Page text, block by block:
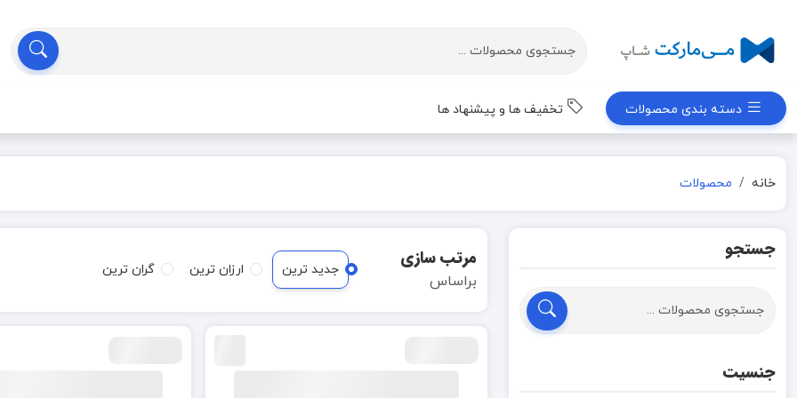
دسته بندی محصولات تخفیف ها و پیشنهاد ها
خانه محصولات
جستجو
جنسیت
مرتب سازی
براساس
جدید ترین ارزان ترین گران ترین